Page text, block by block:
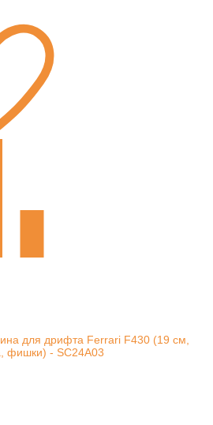
для дрифта Ferrari F430 (19 см,
фишки) - SC24A03